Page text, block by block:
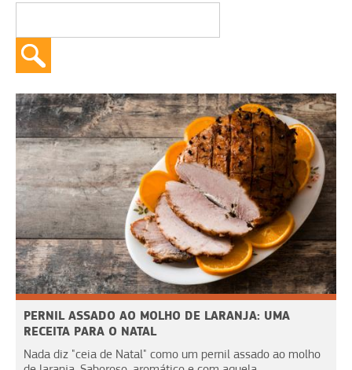
PERNIL ASSADO AO MOLHO DE LARANJA: UMA
RECEITA PARA O NATAL
Nada diz "ceia de Natal" como um pernil assado ao molho